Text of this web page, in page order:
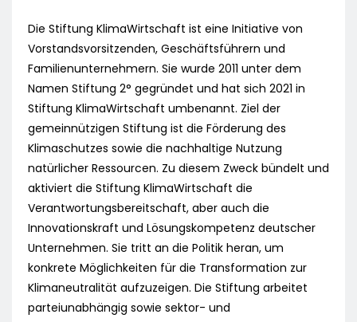
Die Stiftung KlimaWirtschaft ist eine Initiative von
Vorstandsvorsitzenden, Geschäftsführern und
Familienunternehmern. Sie wurde 2011 unter dem
Namen Stiftung 2° gegründet und hat sich 2021 in
Stiftung KlimaWirtschaft umbenannt. Ziel der
gemeinnützigen Stiftung ist die Förderung des
Klimaschutzes sowie die nachhaltige Nutzung
natürlicher Ressourcen. Zu diesem Zweck bündelt und
aktiviert die Stiftung KlimaWirtschaft die
Verantwortungsbereitschaft, aber auch die
Innovationskraft und Lösungskompetenz deutscher
Unternehmen. Sie tritt an die Politik heran, um
konkrete Möglichkeiten für die Transformation zur
Klimaneutralität aufzuzeigen. Die Stiftung arbeitet
parteiunabhängig sowie sektor- und